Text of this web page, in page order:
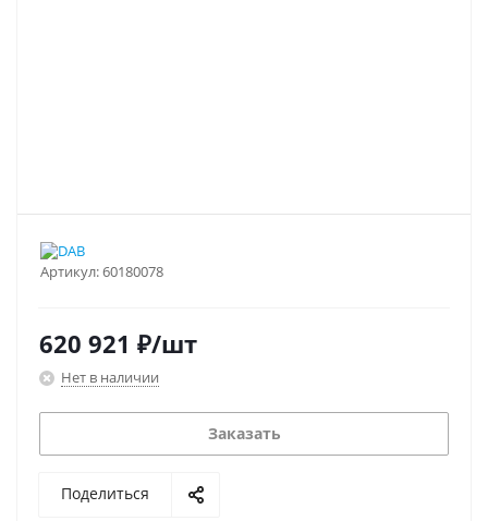
Артикул:60180078
620 921 ₽/шт
Нет в наличии
Заказать
Поделиться